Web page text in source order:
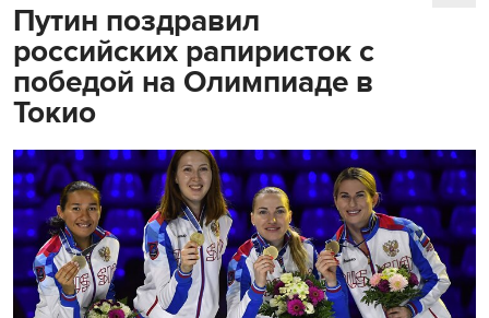
Путин поздравил
российских рапиристок с
победой на Олимпиаде в
Токио